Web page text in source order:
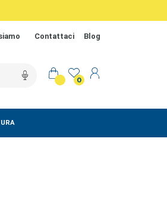
Contattaci Blog
0